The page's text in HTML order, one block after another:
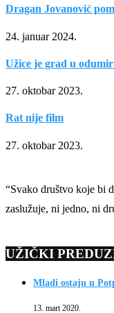
Dragan Jovanović
24. januar 2024.
Užice je grad u
27. oktobar 2023.
Rat nije film
27. oktobar 2023.
“Svako društvo koje bi
zaslužuje, ni jedno, ni
UŽIČKI
Mladi ostaju u
13. mart 2020.